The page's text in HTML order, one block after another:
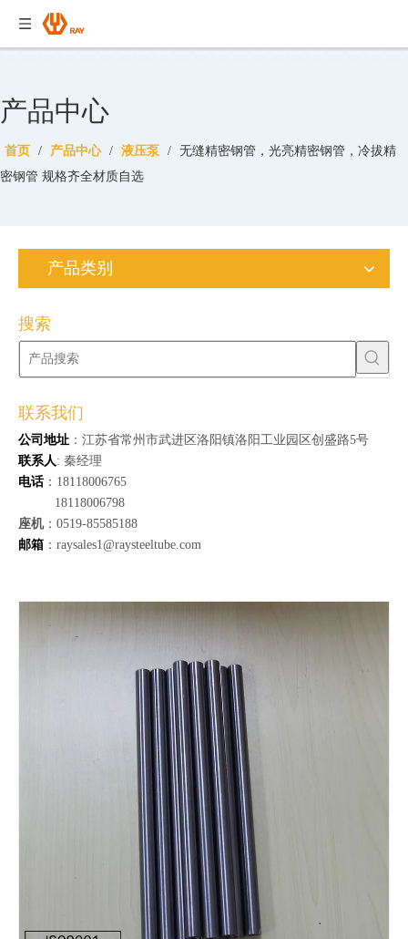
产品中心
首页 / 产品中心 / 液压泵 / 无缝精密钢管，光亮精密钢管，冷拔精
密钢管 规格齐全材质自选
产品类别
搜索
联系我们
公司地址 ：江苏省常州市武进区洛阳镇洛阳工业园区创盛路5号
联系人: 秦经理
电话：18118006765
18118006798
座机：0519-85585188
邮箱 ：raysales1@raysteeltube.com